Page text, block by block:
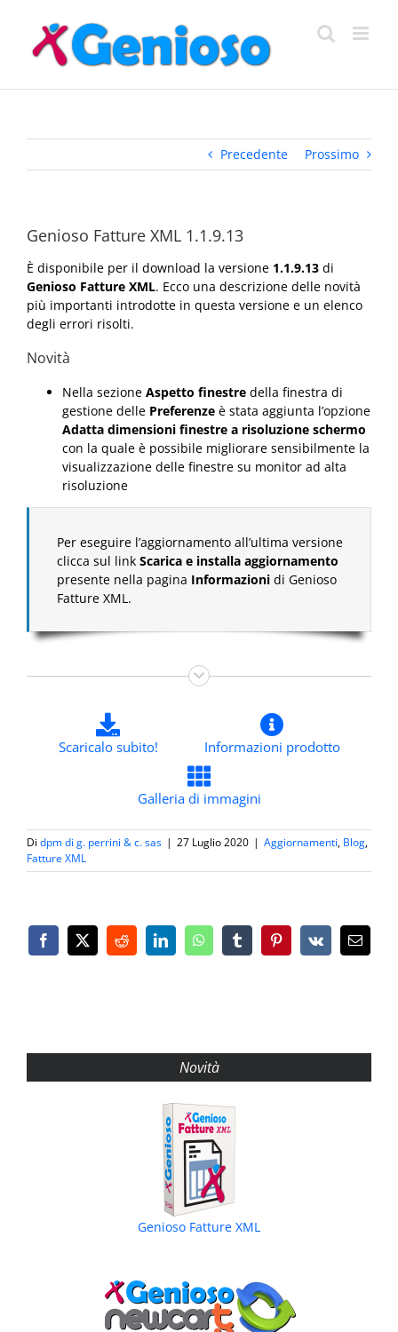
contenuto
Precedente Prossimo
Genioso Fatture XML 1.1.9.13
È disponibile per il download la versione 1.1.9.13 di
Genioso Fatture XML. Ecco una descrizione delle novità
più importanti introdotte in questa versione e un elenco
degli errori risolti.
Novità
Nella sezione Aspetto finestre della finestra di
gestione delle Preferenze è stata aggiunta l’opzione
Adatta dimensioni finestre a risoluzione schermo
con la quale è possibile migliorare sensibilmente la
visualizzazione delle finestre su monitor ad alta
risoluzione
Per eseguire l’aggiornamento all’ultima versione
clicca sul link Scarica e installa aggiornamento
presente nella pagina Informazioni di Genioso
Fatture XML.
Scaricalo subito! Informazioni prodotto
Galleria di immagini
Di dpm di g. perrini & c. sas | 27 Luglio 2020 | Aggiornamenti, Blog,
Fatture XML
Facebook
X RedditLinkedInWhatsAppTumblrPinterest
Vk Email
Novità
Genioso Fatture XML